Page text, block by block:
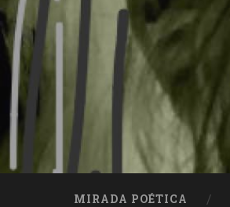
Skip
to
content
Search
MIRADA POÉTICA